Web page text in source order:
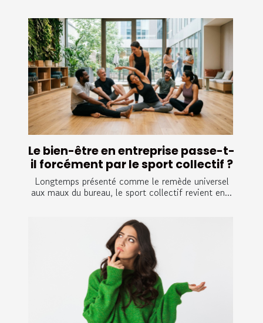
Le bien-être en entreprise passe-t-
il forcément par le sport collectif ?
Longtemps présenté comme le remède universel
aux maux du bureau, le sport collectif revient en...